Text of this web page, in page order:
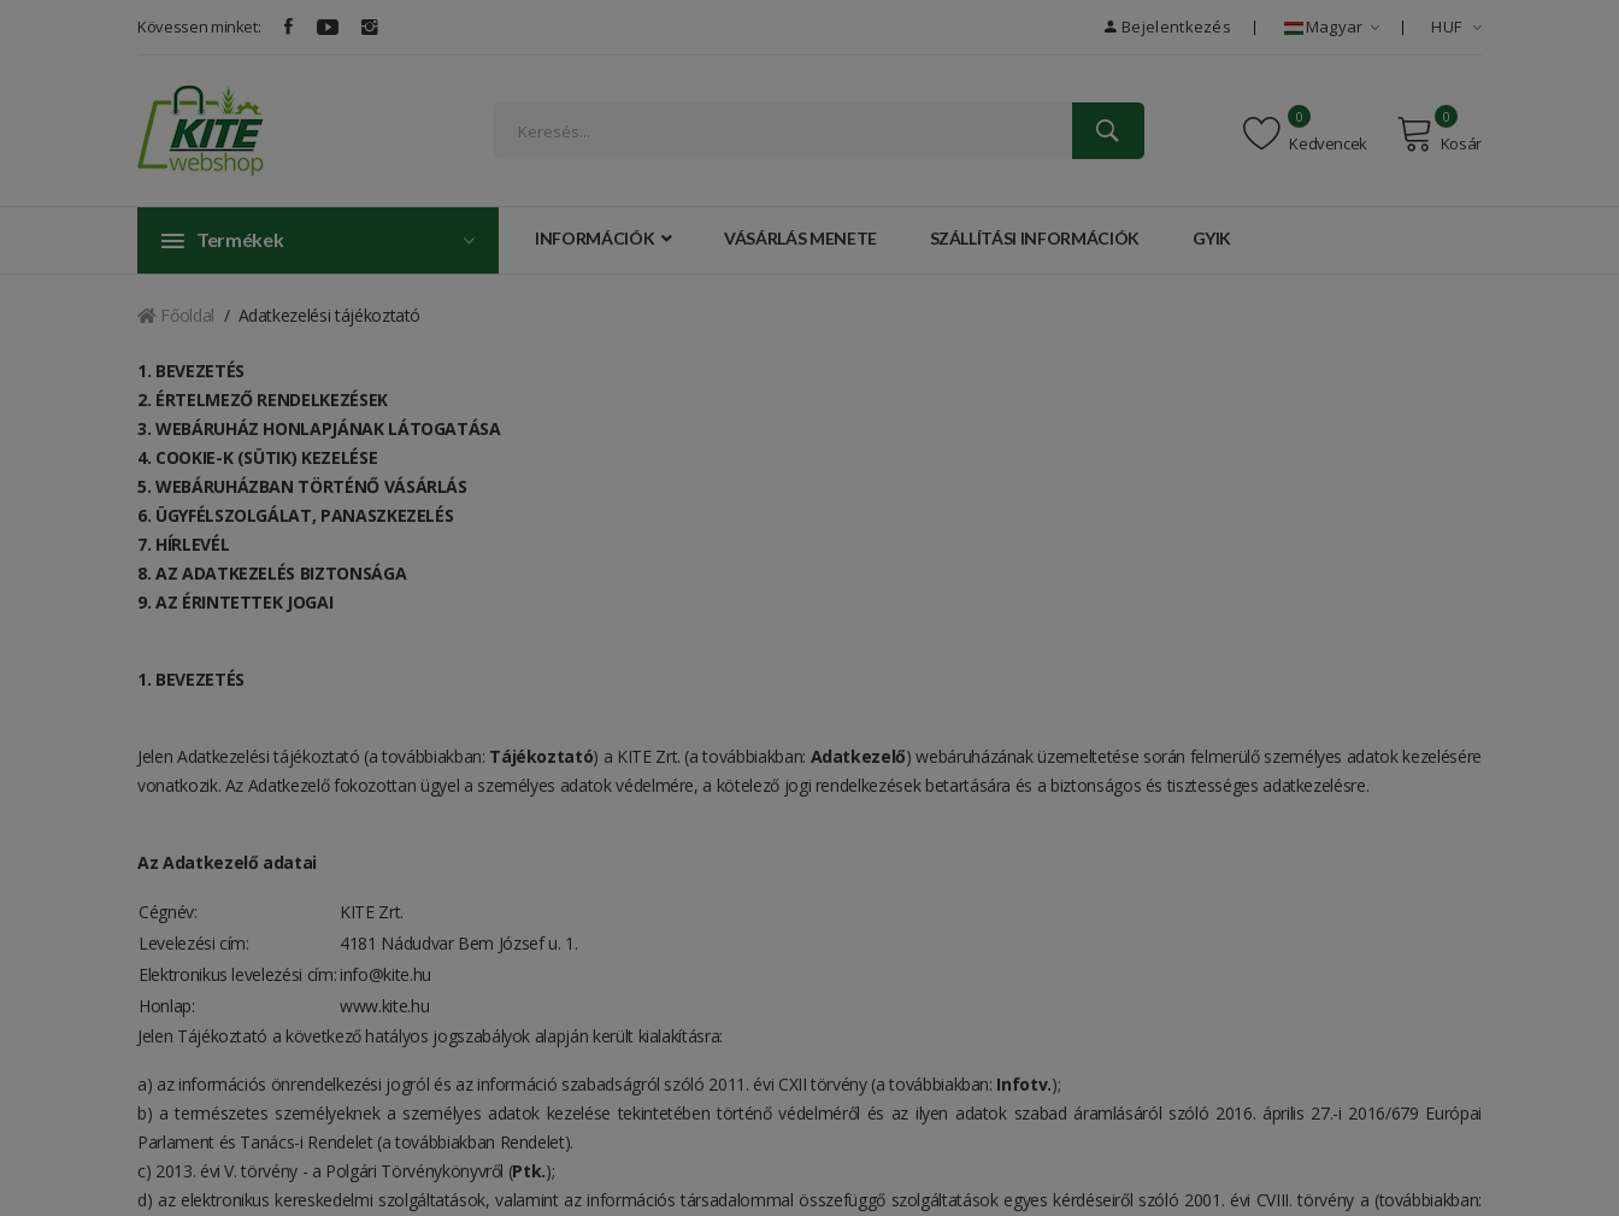
Kövessen minket: Bejelentkezés Magyar HUF
Kedvencek
0
Kosár
0
Termékek INFORMÁCIÓK VÁSÁRLÁS MENETE SZÁLLÍTÁSI INFORMÁCIÓK GYIK
Főoldal Adatkezelési tájékoztató
1. BEVEZETÉS
2. ÉRTELMEZŐ RENDELKEZÉSEK
3. WEBÁRUHÁZ HONLAPJÁNAK LÁTOGATÁSA
4. COOKIE-K (SÜTIK) KEZELÉSE
5. WEBÁRUHÁZBAN TÖRTÉNŐ VÁSÁRLÁS
6. ÜGYFÉLSZOLGÁLAT, PANASZKEZELÉS
7. HÍRLEVÉL
8. AZ ADATKEZELÉS BIZTONSÁGA
9. AZ ÉRINTETTEK JOGAI
1. BEVEZETÉS
Jelen Adatkezelési tájékoztató (a továbbiakban: Tájékoztató) a KITE Zrt. (a továbbiakban: Adatkezelő) webáruházának üzemeltetése során felmerülő személyes adatok kezelésére
vonatkozik. Az Adatkezelő fokozottan ügyel a személyes adatok védelmére, a kötelező jogi rendelkezések betartására és a biztonságos és tisztességes adatkezelésre.
Az Adatkezelő adatai
Cégnév:
KITE Zrt.
Levelezési cím:
4181 Nádudvar Bem József u. 1.
Elektronikus levelezési cím: info@kite.hu
Honlap:
www.kite.hu
Jelen Tájékoztató a következő hatályos jogszabályok alapján került kialakításra:
a) az információs önrendelkezési jogról és az információ szabadságról szóló 2011. évi CXII törvény (a továbbiakban: Infotv.);
b) a természetes személyeknek a személyes adatok kezelése tekintetében történő védelméről és az ilyen adatok szabad áramlásáról szóló 2016. április 27.-i 2016/679 Európai
Parlament és Tanács-i Rendelet (a továbbiakban Rendelet).
c) 2013. évi V. törvény - a Polgári Törvénykönyvről (Ptk.);
d) az elektronikus kereskedelmi szolgáltatások, valamint az információs társadalommal összefüggő szolgáltatások egyes kérdéseiről szóló 2001. évi CVIII. törvény a (továbbiakban: